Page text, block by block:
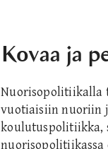
Kovaa ja
Nuorisopolitiikalla
vuotiaisiin nuoriin
koulutuspolitiikka,
nuorisopolitiikassa